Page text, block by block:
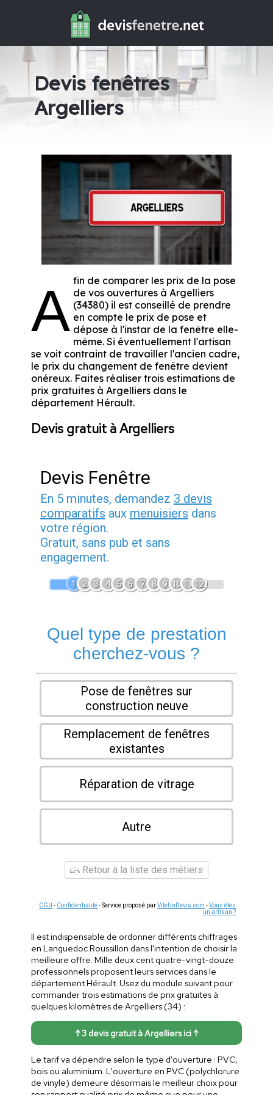
Devis fenêtres
Argelliers
A fin de comparer les prix de la pose
de vos ouvertures à Argelliers
(34380) il est conseillé de prendre
en compte le prix de pose et
dépose à l'instar de la fenêtre elle-
même. Si éventuellement l'artisan
se voit contraint de travailler l'ancien cadre,
le prix du changement de fenêtre devient
onéreux. Faites réaliser trois estimations de
prix gratuites à Argelliers dans le
département Hérault.
Devis gratuit à Argelliers
Devis Fenêtre
En 5 minutes, demandez 3 devis
comparatifs aux menuisiers dans
votre région.
Gratuit, sans pub et sans
engagement.
1 2 3 4 5 6 7 8 9 1011 12
Quel type de prestation
cherchez-vous ?
Pose de fenêtres sur
construction neuve
Remplacement de fenêtres
existantes
Réparation de vitrage
Autre
Retour à la liste des métiers
CGU - Confidentialité- Service proposé parViteUnDevis.com -Vous êtes
un artisan ?
Il est indispensable de ordonner différents chiffrages
en Languedoc Roussillon dans l'intention de choisir la
meilleure offre. Mille deux cent quatre-vingt-douze
professionnels proposent leurs services dans le
département Hérault. Usez du module suivant pour
commander trois estimations de prix gratuites à
quelques kilomètres de Argelliers (34) :
↑ 3 devis gratuit à Argelliers ici ↑
Le tarif va dépendre selon le type d'ouverture : PVC,
bois ou aluminium. L'ouverture en PVC (polychlorure
de vinyle) demeure désormais le meilleur choix pour